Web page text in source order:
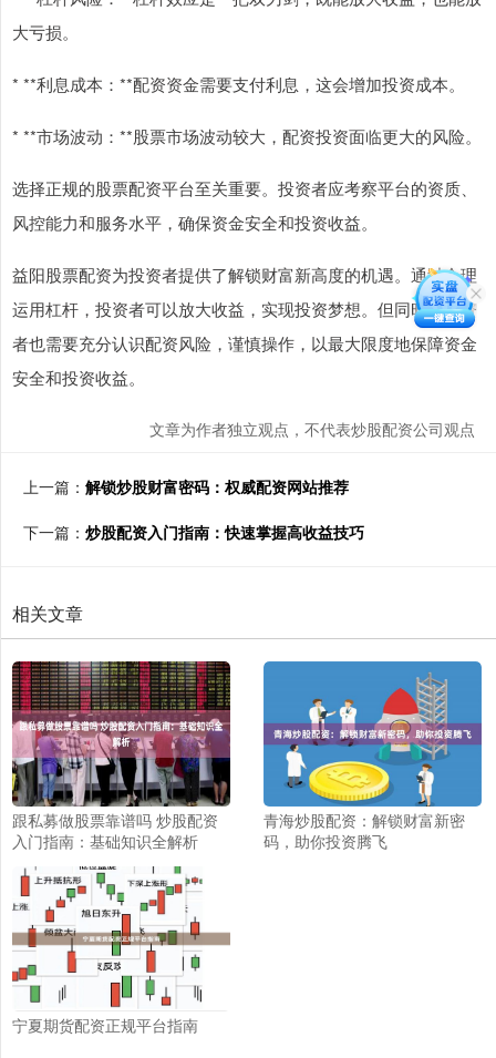
大亏损。
* **利息成本：**配资资金需要支付利息，这会增加投资成本。
* **市场波动：**股票市场波动较大，配资投资面临更大的风险。
选择正规的股票配资平台至关重要。投资者应考察平台的资质、
风控能力和服务水平，确保资金安全和投资收益。
益阳股票配资为投资者提供了解锁财富新高度的机遇。通过合理
运用杠杆，投资者可以放大收益，实现投资梦想。但同时，投资
者也需要充分认识配资风险，谨慎操作，以最大限度地保障资金
安全和投资收益。
文章为作者独立观点，不代表炒股配资公司观点
上一篇： 解锁炒股财富密码：权威配资网站推荐
下一篇： 炒股配资入门指南：快速掌握高收益技巧
相关文章
跟私募做股票靠谱吗 炒股配资
入门指南：基础知识全解析
青海炒股配资：解锁财富新密
码，助你投资腾飞
宁夏期货配资正规平台指南